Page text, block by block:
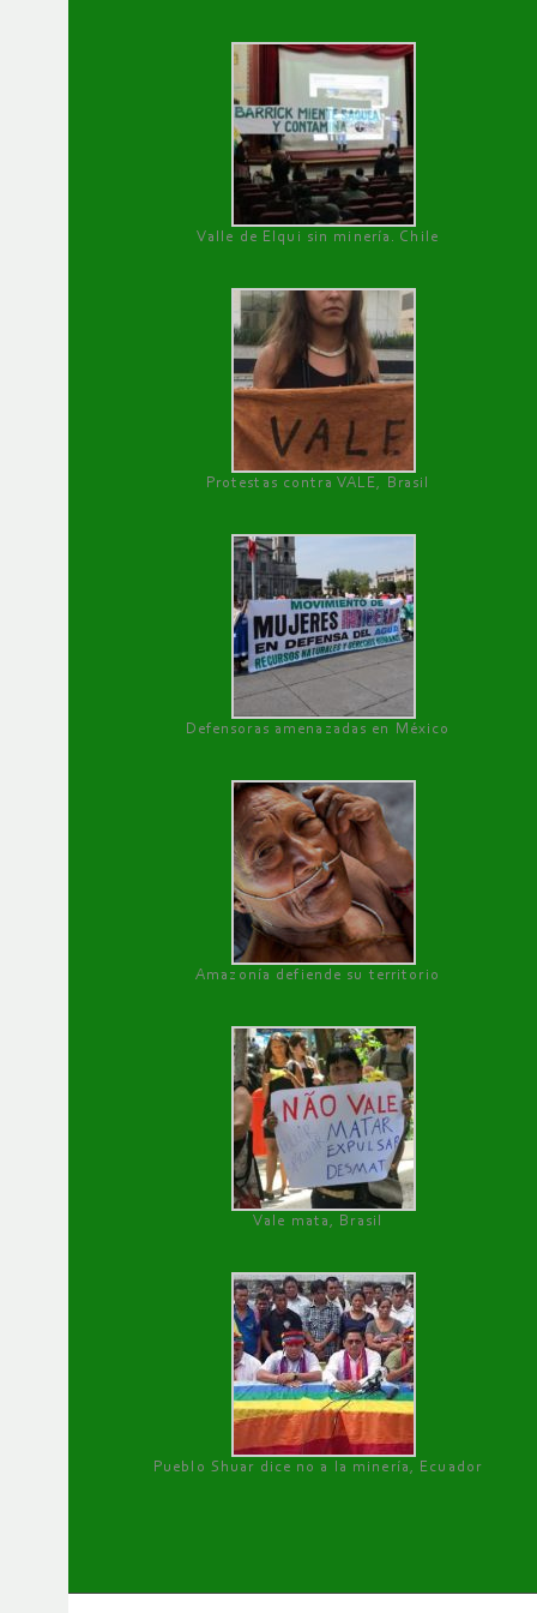
Valle de Elqui sin minería. Chile
Protestas contra VALE, Brasil
Defensoras amenazadas en México
Amazonía defiende su territorio
Vale mata, Brasil
Pueblo Shuar dice no a la minería, Ecuador